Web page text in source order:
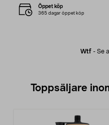
Wtf- Se
Öppet köp
365 dagar öppet köp
Toppsäljare